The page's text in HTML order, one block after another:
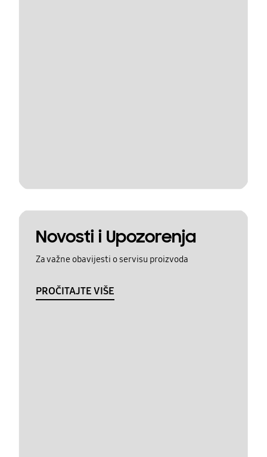
Novosti i Upozorenja
Za važne obavijesti o servisu proizvoda
PROČITAJTE VIŠE